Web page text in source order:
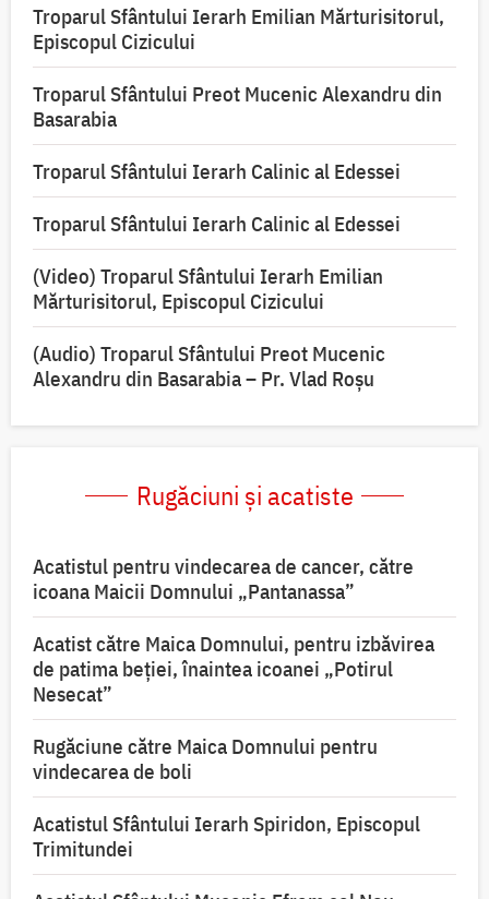
Troparul Sfântului Ierarh Emilian Mărturisitorul,
Episcopul Cizicului
Troparul Sfântului Preot Mucenic Alexandru din
Basarabia
Troparul Sfântului Ierarh Calinic al Edessei
Troparul Sfântului Ierarh Calinic al Edessei
(Video) Troparul Sfântului Ierarh Emilian
Mărturisitorul, Episcopul Cizicului
(Audio) Troparul Sfântului Preot Mucenic
Alexandru din Basarabia – Pr. Vlad Roșu
Rugăciuni și acatiste
Acatistul pentru vindecarea de cancer, către
icoana Maicii Domnului „Pantanassa”
Acatist către Maica Domnului, pentru izbăvirea
de patima beției, înaintea icoanei „Potirul
Nesecat”
Rugăciune către Maica Domnului pentru
vindecarea de boli
Acatistul Sfântului Ierarh Spiridon, Episcopul
Trimitundei